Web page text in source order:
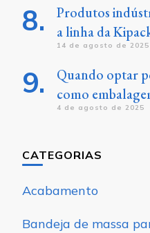
Produtos
a linha da
14 de agosto de 2025
Quando optar
como
4 de agosto de 2025
CATEGORIAS
Acabamento
Bandeja de massa